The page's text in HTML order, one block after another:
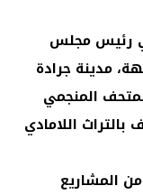
رئيس مجلس
مدينة جرادة
المنجمي
اللامادي
المشاريع